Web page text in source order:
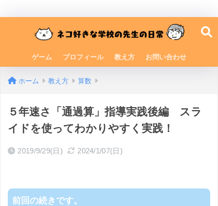
ゲーム プロフィール 教え方 お問い合わせ
ホーム 教え方 算数
５年速さ「通過算」指導実践後編 スラ
イドを使ってわかりやすく実践！
2019/9/29(日) 2024/1/07(日)
前回の続きです。